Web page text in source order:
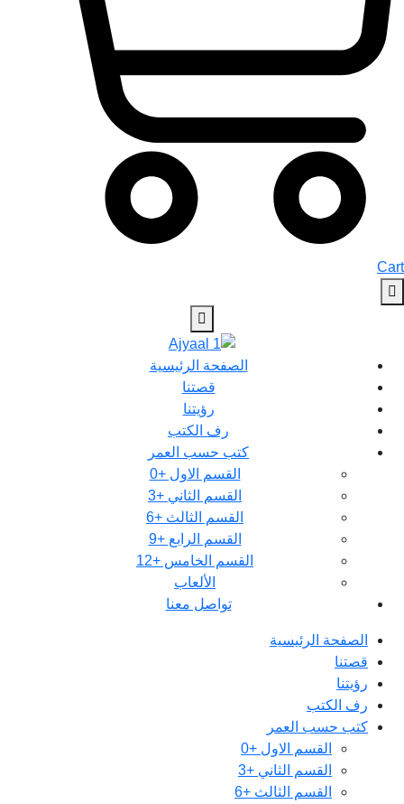
Cart
الصفحة الرئيسية
قصتنا
رؤيتنا
رف الكتب
كتب حسب العمر
القسم الاول +0
القسم الثاني +3
القسم الثالث +6
القسم الرابع +9
القسم الخامس +12
الألعاب
تواصل معنا
الصفحة الرئيسية
قصتنا
رؤيتنا
رف الكتب
كتب حسب العمر
القسم الاول +0
القسم الثاني +3
القسم الثالث +6